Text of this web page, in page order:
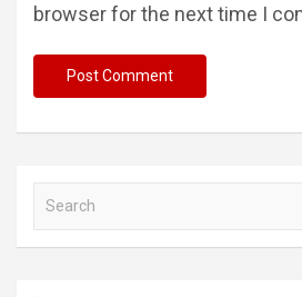
browser for the next time I
a